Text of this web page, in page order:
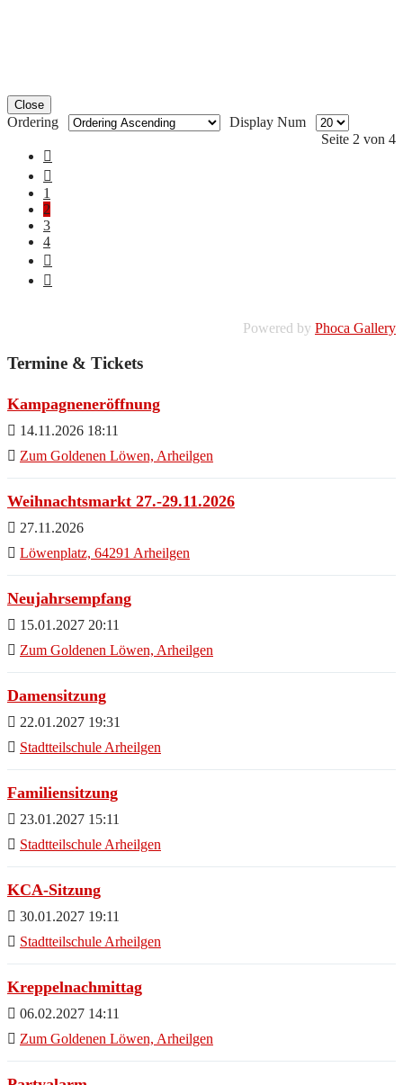
Close
Ordering
Display Num
Seite 2 von 4
1
2
3
4
Powered by Phoca Gallery
Termine & Tickets
Kampagneneröffnung
14.11.2026 18:11
Zum Goldenen Löwen, Arheilgen
Weihnachtsmarkt 27.-29.11.2026
27.11.2026
Löwenplatz, 64291 Arheilgen
Neujahrsempfang
15.01.2027 20:11
Zum Goldenen Löwen, Arheilgen
Damensitzung
22.01.2027 19:31
Stadtteilschule Arheilgen
Familiensitzung
23.01.2027 15:11
Stadtteilschule Arheilgen
KCA-Sitzung
30.01.2027 19:11
Stadtteilschule Arheilgen
Kreppelnachmittag
06.02.2027 14:11
Zum Goldenen Löwen, Arheilgen